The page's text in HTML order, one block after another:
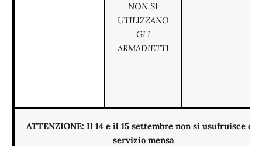
NON SI
UTILIZZANO
GLI
ARMADIETTI
ATTENZIONE: Il 14 e il 15 settembre non si usufruisce del
servizio mensa